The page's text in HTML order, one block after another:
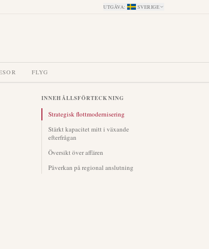
UTGÅVA: SVERIGE
FLYG
INNEHÅLLSFÖRTECKNING
Strategisk flottmodernisering
Stärkt kapacitet mitt i växande
efterfrågan
Översikt över affären
Påverkan på regional anslutning